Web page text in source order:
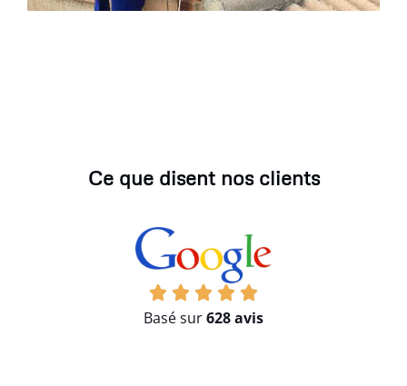
Ce que disent nos clients
Basé sur628 avis